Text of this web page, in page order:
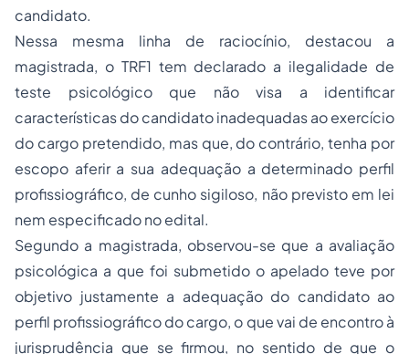
candidato.
Nessa mesma linha de raciocínio, destacou a
magistrada, o TRF1 tem declarado a ilegalidade de
teste psicológico que não visa a identificar
características do candidato inadequadas ao exercício
do cargo pretendido, mas que, do contrário, tenha por
escopo aferir a sua adequação a determinado perfil
profissiográfico, de cunho sigiloso, não previsto em lei
nem especificado no edital.
Segundo a magistrada, observou-se que a avaliação
psicológica a que foi submetido o apelado teve por
objetivo justamente a adequação do candidato ao
perfil profissiográfico do cargo, o que vai de encontro à
jurisprudência que se firmou, no sentido de que o